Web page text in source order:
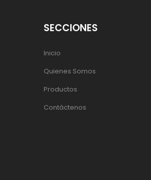
SECCIONES
Inicio
Quienes Somos
Productos
Contáctenos